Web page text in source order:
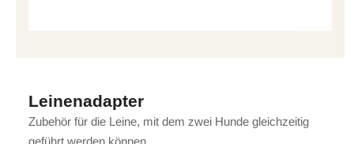
Leinenadapter
Zubehör für die Leine, mit dem zwei Hunde gleichzeitig
geführt werden können.